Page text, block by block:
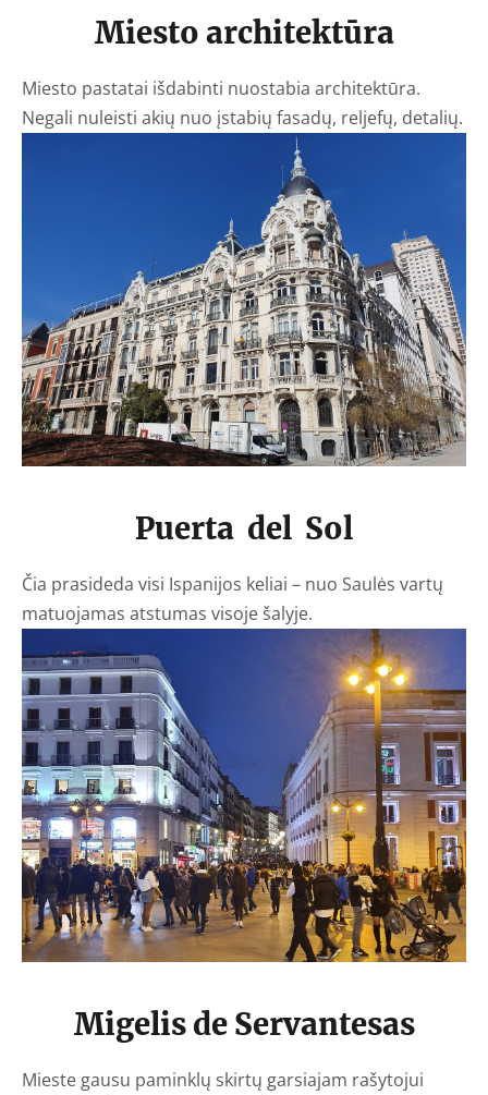
Miesto architektūra
Miesto pastatai išdabinti nuostabia architektūra.
Negali nuleisti akių nuo įstabių fasadų, reljefų, detalių.
Puerta del Sol
Čia prasideda visi Ispanijos keliai – nuo Saulės vartų
matuojamas atstumas visoje šalyje.
Migelis de Servantesas
Mieste gausu paminklų skirtų garsiajam rašytojui